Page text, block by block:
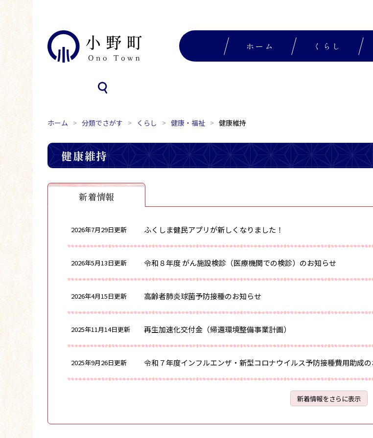
ホーム くらし
ホーム 分類でさがす くらし 健康・福祉 健康維持
健康維持
新着情報
2026年7月29日更新 ふくしま健民アプリが新しくなりました！
2026年5月13日更新 令和８年度 がん施設検診（医療機関での検診）のお知らせ
2026年4月15日更新 高齢者肺炎球菌予防接種のお知らせ
2025年11月14日更新 再生加速化交付金（帰還環境整備事業計画）
2025年9月26日更新 令和７年度インフルエンザ・新型コロナウイルス予防接種費用助成
新着情報をさらに表示